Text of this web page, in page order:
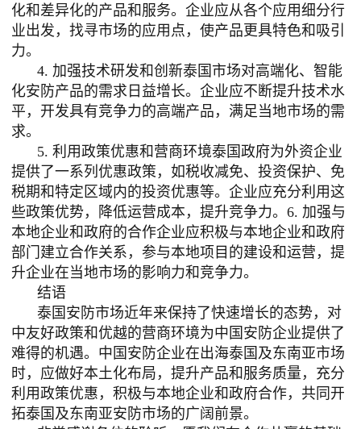
化和差异化的产品和服务。企业应从各个应用细分行
业出发，找寻市场的应用点，使产品更具特色和吸引
力。
4. 加强技术研发和创新泰国市场对高端化、智能
化安防产品的需求日益增长。企业应不断提升技术水
平，开发具有竞争力的高端产品，满足当地市场的需
求。
5. 利用政策优惠和营商环境泰国政府为外资企业
提供了一系列优惠政策，如税收减免、投资保护、免
税期和特定区域内的投资优惠等。企业应充分利用这
些政策优势，降低运营成本，提升竞争力。6. 加强与
本地企业和政府的合作企业应积极与本地企业和政府
部门建立合作关系，参与本地项目的建设和运营，提
升企业在当地市场的影响力和竞争力。
结语
泰国安防市场近年来保持了快速增长的态势，对
中友好政策和优越的营商环境为中国安防企业提供了
难得的机遇。中国安防企业在出海泰国及东南亚市场
时，应做好本土化布局，提升产品和服务质量，充分
利用政策优惠，积极与本地企业和政府合作，共同开
拓泰国及东南亚安防市场的广阔前景。